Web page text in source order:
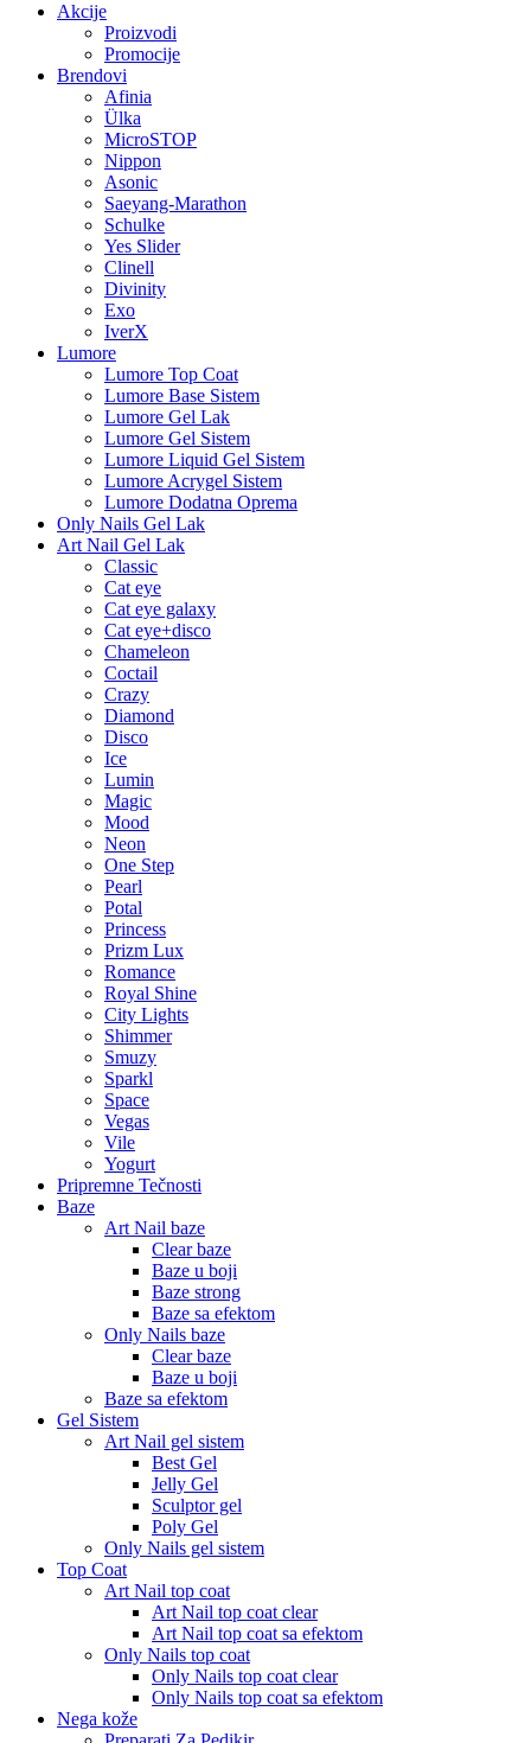
Akcije
Proizvodi
Promocije
Brendovi
Afinia
Ülka
MicroSTOP
Nippon
Asonic
Saeyang-Marathon
Schulke
Yes Slider
Clinell
Divinity
Exo
IverX
Lumore
Lumore Top Coat
Lumore Base Sistem
Lumore Gel Lak
Lumore Gel Sistem
Lumore Liquid Gel Sistem
Lumore Acrygel Sistem
Lumore Dodatna Oprema
Only Nails Gel Lak
Art Nail Gel Lak
Classic
Cat eye
Cat eye galaxy
Cat eye+disco
Chameleon
Coctail
Crazy
Diamond
Disco
Ice
Lumin
Magic
Mood
Neon
One Step
Pearl
Potal
Princess
Prizm Lux
Romance
Royal Shine
City Lights
Shimmer
Smuzy
Sparkl
Space
Vegas
Vile
Yogurt
Pripremne Tečnosti
Baze
Art Nail baze
Clear baze
Baze u boji
Baze strong
Baze sa efektom
Only Nails baze
Clear baze
Baze u boji
Baze sa efektom
Gel Sistem
Art Nail gel sistem
Best Gel
Jelly Gel
Sculptor gel
Poly Gel
Only Nails gel sistem
Top Coat
Art Nail top coat
Art Nail top coat clear
Art Nail top coat sa efektom
Only Nails top coat
Only Nails top coat clear
Only Nails top coat sa efektom
Nega kože